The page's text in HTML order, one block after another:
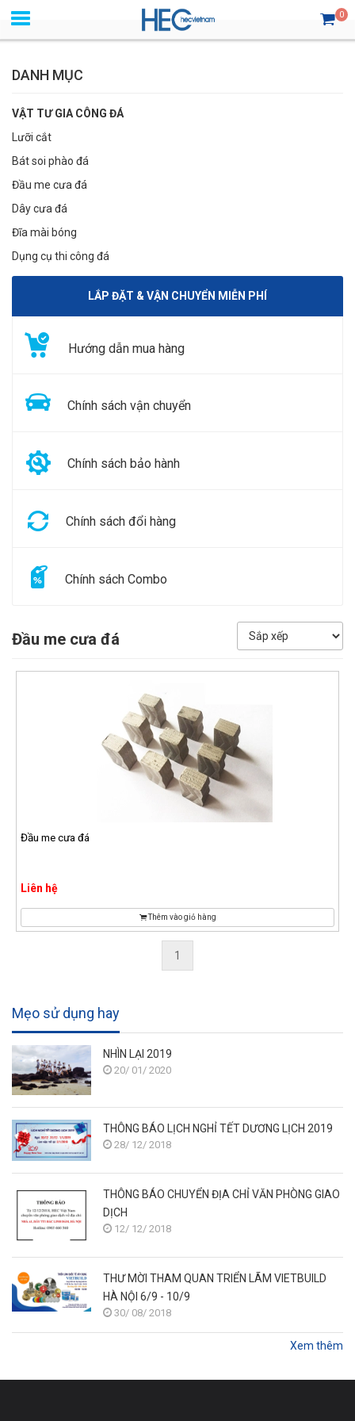
0
DANH MỤC
VẬT TƯ GIA CÔNG ĐÁ
Lưỡi cắt
Bát soi phào đá
Đầu me cưa đá
Dây cưa đá
Đĩa mài bóng
Dụng cụ thi công đá
LẮP ĐẶT & VẬN CHUYỂN MIỄN PHÍ
Hướng dẫn mua hàng
Chính sách vận chuyển
Chính sách bảo hành
Chính sách đổi hàng
Chính sách Combo
Đầu me cưa đá
Đầu me cưa đá
Liên hệ
Thêm vào giỏ hàng
1
Mẹo sử dụng hay
NHÌN LẠI 2019
20/ 01/ 2020
THÔNG BÁO LỊCH NGHỈ TẾT DƯƠNG LỊCH 2019
28/ 12/ 2018
THÔNG BÁO CHUYỂN ĐỊA CHỈ VĂN PHÒNG GIAO
DỊCH
12/ 12/ 2018
THƯ MỜI THAM QUAN TRIỂN LÃM VIETBUILD
HÀ NỘI 6/9 - 10/9
30/ 08/ 2018
Xem thêm